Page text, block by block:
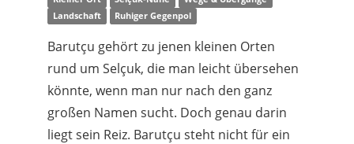
Landschaft
Ruhiger Gegenpol
Barutçu gehört zu jenen kleinen Orten
rund um Selçuk, die man leicht übersehen
könnte, wenn man nur nach den ganz
großen Namen sucht. Doch genau darin
liegt sein Reiz. Barutçu steht nicht für ein